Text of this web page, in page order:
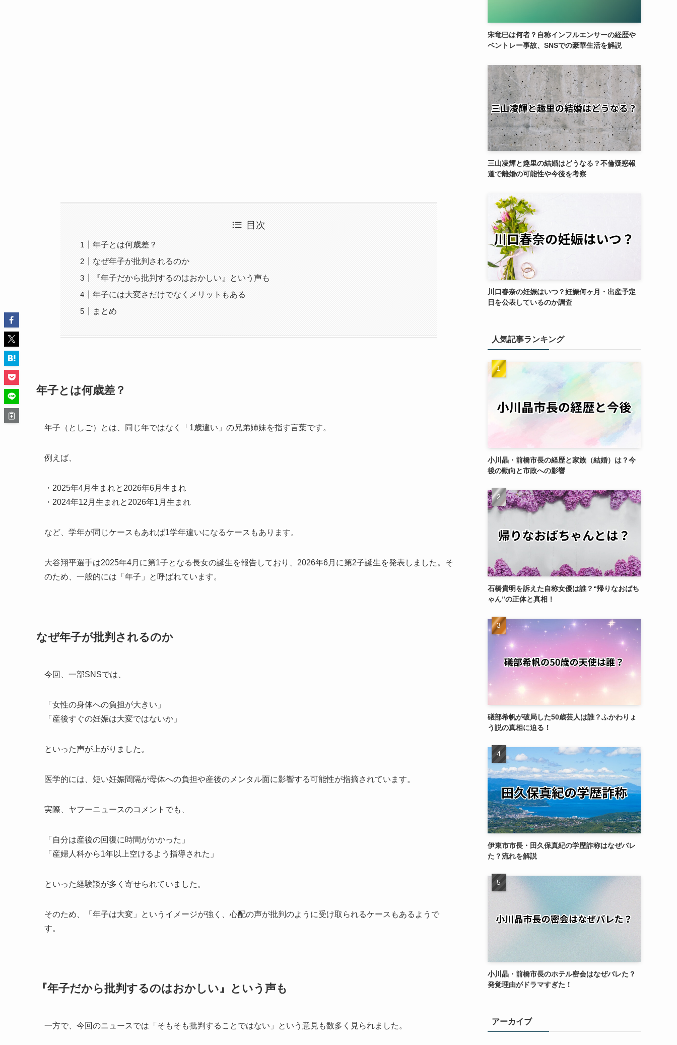
目次
年子とは何歳差？
なぜ年子が批判されるのか
『年子だから批判するのはおかしい』という声も
年子には大変さだけでなくメリットもある
まとめ
年子とは何歳差？
年子（としご）とは、同じ年ではなく「1歳違い」の兄弟姉妹を指す言葉です。
例えば、
・2025年4月生まれと2026年6月生まれ
・2024年12月生まれと2026年1月生まれ
など、学年が同じケースもあれば1学年違いになるケースもあります。
大谷翔平選手は2025年4月に第1子となる長女の誕生を報告しており、2026年6月に第2子誕生を発表しました。そ
のため、一般的には「年子」と呼ばれています。
なぜ年子が批判されるのか
今回、一部SNSでは、
「女性の身体への負担が大きい」
「産後すぐの妊娠は大変ではないか」
といった声が上がりました。
医学的には、短い妊娠間隔が母体への負担や産後のメンタル面に影響する可能性が指摘されています。
実際、ヤフーニュースのコメントでも、
「自分は産後の回復に時間がかかった」
「産婦人科から1年以上空けるよう指導された」
といった経験談が多く寄せられていました。
そのため、「年子は大変」というイメージが強く、心配の声が批判のように受け取られるケースもあるようで
す。
『年子だから批判するのはおかしい』という声も
一方で、今回のニュースでは「そもそも批判することではない」という意見も数多く見られました。
宋竜巳は何者？自称インフルエンサーの経歴や
ベントレー事故、SNSでの豪華生活を解説
三山凌輝と趣里の結婚はどうなる？不倫疑惑報
道で離婚の可能性や今後を考察
川口春奈の妊娠はいつ？妊娠何ヶ月・出産予定
日を公表しているのか調査
人気記事ランキング
小川晶・前橋市長の経歴と家族（結婚）は？今
後の動向と市政への影響
石橋貴明を訴えた自称女優は誰？“帰りなおばち
ゃん”の正体と真相！
礒部希帆が破局した50歳芸人は誰？ふかわりょ
う説の真相に迫る！
伊東市市長・田久保真紀の学歴詐称はなぜバレ
た？流れを解説
小川晶・前橋市長のホテル密会はなぜバレた？
発覚理由がドラマすぎた！
アーカイブ